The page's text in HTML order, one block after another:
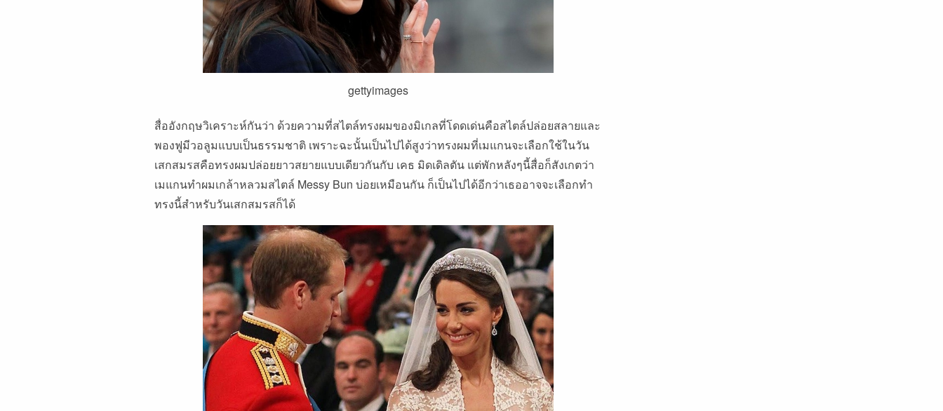
gettyimages
สื่ออังกฤษวิเคราะห์กันว่า ด้วยความที่สไตล์ทรงผมของมิเกลที่โดดเด่นคือสไตล์ปล่อยสลายและ
พองฟูมีวอลูมแบบเป็นธรรมชาติ เพราะฉะนั้นเป็นไปได้สูงว่าทรงผมที่เมแกนจะเลือกใช้ในวัน
เสกสมรสคือทรงผมปล่อยยาวสยายแบบเดียวกันกับ เคธ มิดเดิลตัน แต่พักหลังๆนี้สื่อก็สังเกตว่า
เมแกนทำผมเกล้าหลวมสไตล์ Messy Bun บ่อยเหมือนกัน ก็เป็นไปได้อีกว่าเธออาจจะเลือกทำ
ทรงนี้สำหรับวันเสกสมรสก็ได้